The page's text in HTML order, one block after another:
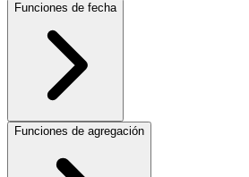
Funciones de fecha
Funciones de agregación